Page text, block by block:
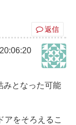
返信
みとなった可能
アをそろえるこ